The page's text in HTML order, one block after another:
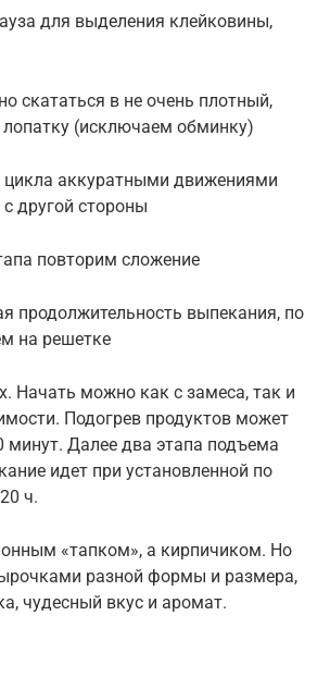
клейковины,
в не очень плотный,
(исключаем обминку)
аккуратными движениями
другой стороны
сложение
выпекания, по
на решетке
Начать можно как с замеса, так и
Подогрев продуктов может
Далее два этапа подъема
идет при установленной по
ч.
«тапком», а кирпичиком. Но
разной формы и размера,
чудесный вкус и аромат.